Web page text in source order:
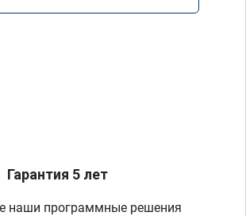
Гарантия 5 лет
наши программные решения